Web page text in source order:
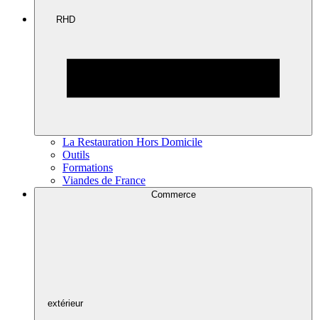
RHD
La Restauration Hors Domicile
Outils
Formations
Viandes de France
Commerce
extérieur